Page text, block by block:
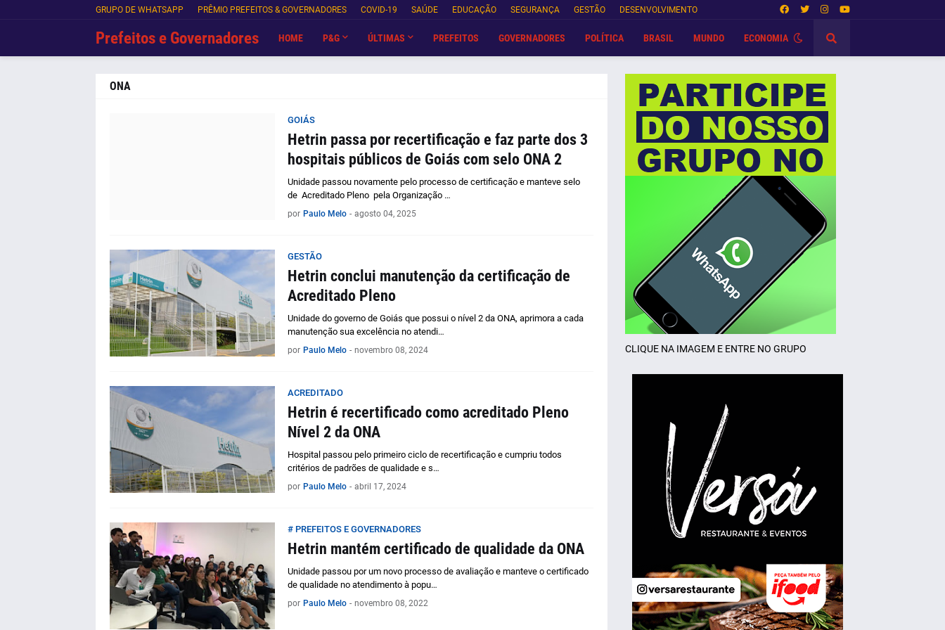
GRUPO DE WHATSAPP PRÊMIO PREFEITOS & GOVERNADORES COVID-19 SAÚDE EDUCAÇÃO SEGURANÇA GESTÃO DESENVOLVIMENTO
Prefeitos e Governadores HOME P&G ÚLTIMAS PREFEITOS GOVERNADORES POLÍTICA BRASIL MUNDO ECONOMIA
ONA
GOIÁS
Hetrin passa por recertificação e faz parte dos 3
hospitais públicos de Goiás com selo ONA 2
Unidade passou novamente pelo processo de certificação e manteve selo
de Acreditado Pleno pela Organização …
por Paulo Melo - agosto 04, 2025
GESTÃO
Hetrin conclui manutenção da certificação de
Acreditado Pleno
Unidade do governo de Goiás que possui o nível 2 da ONA, aprimora a cada
manutenção sua excelência no atendi…
por Paulo Melo - novembro 08, 2024
ACREDITADO
Hetrin é recertificado como acreditado Pleno
Nível 2 da ONA
Hospital passou pelo primeiro ciclo de recertificação e cumpriu todos
critérios de padrões de qualidade e s…
por Paulo Melo - abril 17, 2024
# PREFEITOS E GOVERNADORES
Hetrin mantém certificado de qualidade da ONA
Unidade passou por um novo processo de avaliação e manteve o certificado
de qualidade no atendimento à popu…
por Paulo Melo - novembro 08, 2022
CLIQUE NA IMAGEM E ENTRE NO GRUPO